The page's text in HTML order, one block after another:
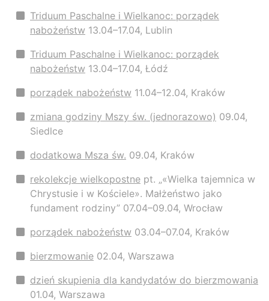
Triduum Paschalne i Wielkanoc: porządek
nabożeństw 13.04–17.04, Lublin
Triduum Paschalne i Wielkanoc: porządek
nabożeństw 13.04–17.04, Łódź
porządek nabożeństw 11.04–12.04, Kraków
zmiana godziny Mszy św. (jednorazowo) 09.04,
Siedlce
dodatkowa Msza św. 09.04, Kraków
rekolekcje wielkopostne pt. „«Wielka tajemnica w
Chrystusie i w Kościele». Małżeństwo jako
fundament rodziny” 07.04–09.04, Wrocław
porządek nabożeństw 03.04–07.04, Kraków
bierzmowanie 02.04, Warszawa
dzień skupienia dla kandydatów do bierzmowania
01.04, Warszawa